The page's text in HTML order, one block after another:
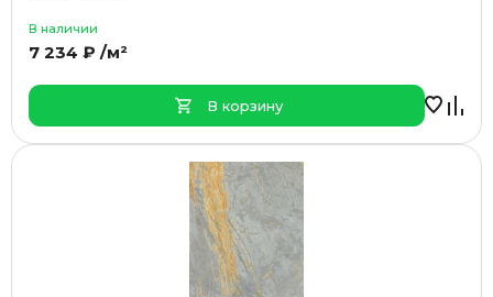
В наличии
7 234 ₽ /м²
В корзину